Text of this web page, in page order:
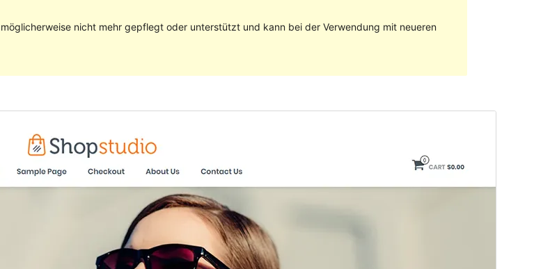
nicht mehr gepflegt oder unterstützt und kann bei der Verwendung mit neueren
Zuletzt aktualisiert
3. Dezember 2019